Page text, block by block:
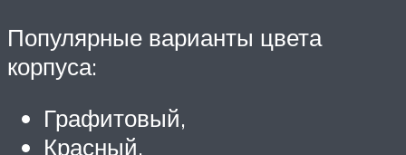
Популярные варианты цвета
корпуса:
Графитовый,
Красный,